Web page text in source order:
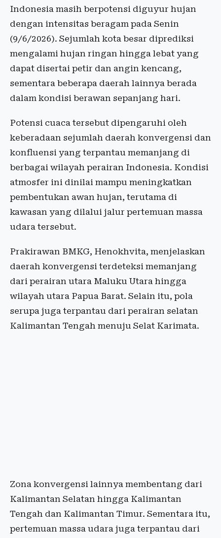
Indonesia masih berpotensi diguyur hujan
dengan intensitas beragam pada Senin
(9/6/2026). Sejumlah kota besar diprediksi
mengalami hujan ringan hingga lebat yang
dapat disertai petir dan angin kencang,
sementara beberapa daerah lainnya berada
dalam kondisi berawan sepanjang hari.
Potensi cuaca tersebut dipengaruhi oleh
keberadaan sejumlah daerah konvergensi dan
konfluensi yang terpantau memanjang di
berbagai wilayah perairan Indonesia. Kondisi
atmosfer ini dinilai mampu meningkatkan
pembentukan awan hujan, terutama di
kawasan yang dilalui jalur pertemuan massa
udara tersebut.
Prakirawan BMKG, Henokhvita, menjelaskan
daerah konvergensi terdeteksi memanjang
dari perairan utara Maluku Utara hingga
wilayah utara Papua Barat. Selain itu, pola
serupa juga terpantau dari perairan selatan
Kalimantan Tengah menuju Selat Karimata.
Zona konvergensi lainnya membentang dari
Kalimantan Selatan hingga Kalimantan
Tengah dan Kalimantan Timur. Sementara itu,
pertemuan massa udara juga terpantau dari